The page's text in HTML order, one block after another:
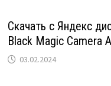
Скачать с Яндекс
Black Magic Camera
03.02.2024